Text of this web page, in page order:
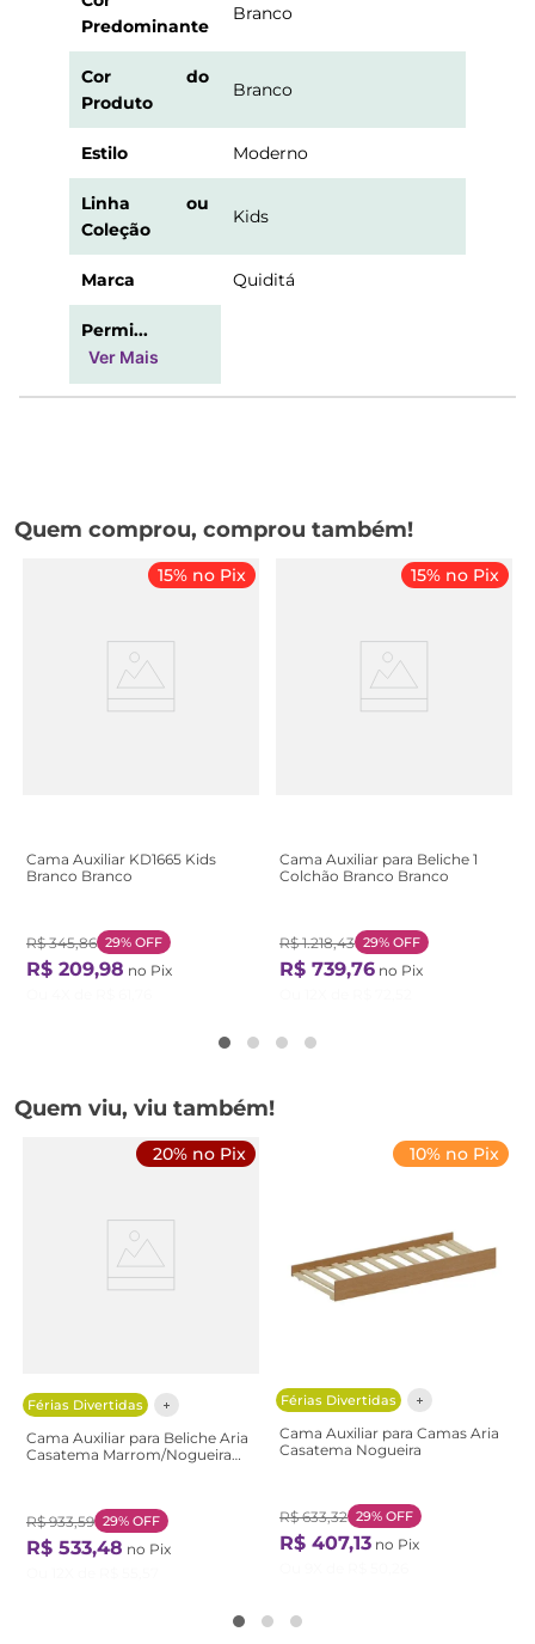
Predominante
Branco
Cor do
Produto
Branco
Estilo Moderno
Linha ou
Coleção
Kids
Marca Quiditá
Permi...
Ver Mais
Quem comprou, comprou também!
15% no Pix
Cama Auxiliar KD1665 Kids
Branco Branco
R$ 345,86 29% OFF
R$ 209,98 no Pix
15% no Pix
Cama Auxiliar para Beliche 1
Colchão Branco Branco
R$ 1.218,43 29% OFF
R$ 739,76 no Pix
Quem viu, viu também!
Férias Divertidas
20% no Pix
Cama Auxiliar para Beliche Aria
Casatema Marrom/Nogueira
R$ 933,59 29% OFF
R$ 533,48 no Pix
Férias Divertidas
10% no Pix
Cama Auxiliar para Camas Aria
Casatema Nogueira
R$ 633,32 29% OFF
R$ 407,13 no Pix